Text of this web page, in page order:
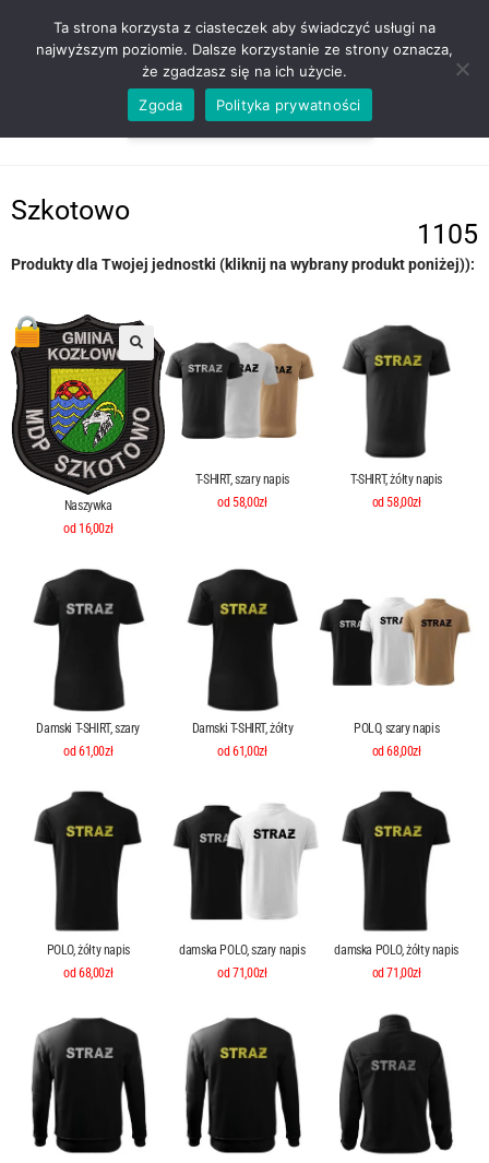
ZADZWOŃ TEL. 600 352 938
Szkotowo
1105
Produkty dla Twojej jednostki (kliknij na wybrany produkt poniżej)):
Naszywka
od 16,00zł
T-SHIRT, szary napis
od 58,00zł
T-SHIRT, żółty napis
od 58,00zł
Damski T-SHIRT, szary
od 61,00zł
Damski T-SHIRT, żółty
od 61,00zł
POLO, szary napis
od 68,00zł
POLO, żółty napis
od 68,00zł
damska POLO, szary napis
od 71,00zł
damska POLO, żółty napis
od 71,00zł
Ta strona korzysta z ciasteczek aby świadczyć usługi na
najwyższym poziomie. Dalsze korzystanie ze strony oznacza,
że zgadzasz się na ich użycie.
Zgoda
Polityka prywatności